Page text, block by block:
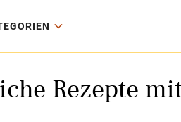
Rezepte